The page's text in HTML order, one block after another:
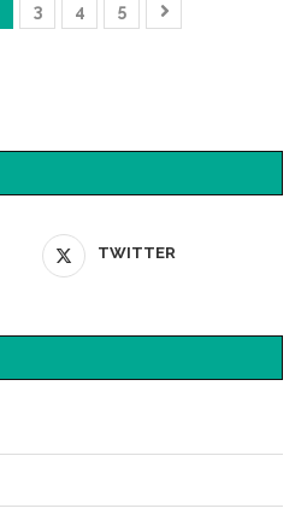
3 4 5
TWITTER